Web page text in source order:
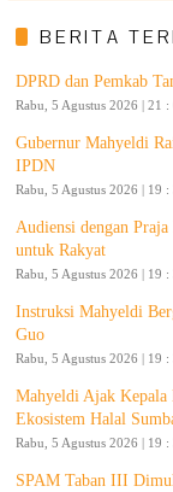
BERITA
DPRD dan Pemkab
Rabu, 5 Agustus 2026 | 21 :
Gubernur Mahyeldi
IPDN
Rabu, 5 Agustus 2026 | 19 :
Audiensi dengan
untuk Rakyat
Rabu, 5 Agustus 2026 | 19 :
Instruksi Mahyeldi
Guo
Rabu, 5 Agustus 2026 | 19 :
Mahyeldi Ajak Kepala
Ekosistem Halal
Rabu, 5 Agustus 2026 | 19 :
SPAM Taban III